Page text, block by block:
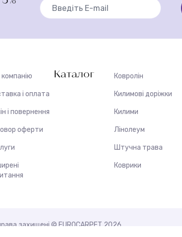
компанію
і оплата
і повернення
оферти
Каталог Ковролін
Килимові доріжки
Килими
Лінолеум
Штучна трава
Коврики
захищені © EUROCARPET 2026